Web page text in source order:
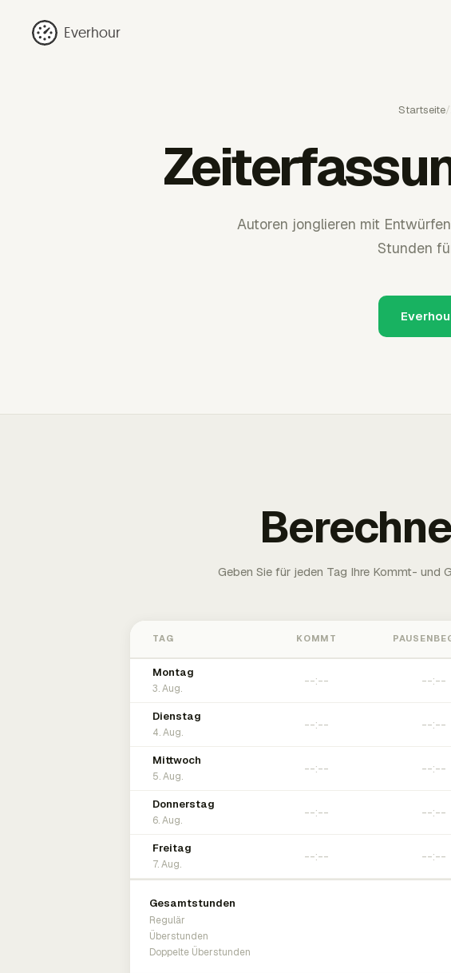
Everhour
Startseite/
Autoren jonglieren mit
Stunden
Geben Sie für jeden Tag Ihre Kommt- und
TAG KOMMT
Montag
3. Aug.
Dienstag
4. Aug.
Mittwoch
5. Aug.
Donnerstag
6. Aug.
Freitag
7. Aug.
Gesamtstunden
Regulär
Überstunden
Doppelte Überstunden